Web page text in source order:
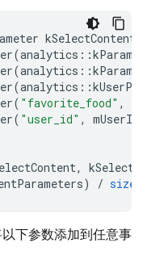
(analytics ::
(analytics ::
(analytics ::
( "favorite_food" ,
( "user_id" , mUserId
,
) / sizeof
下参数添加到任意事